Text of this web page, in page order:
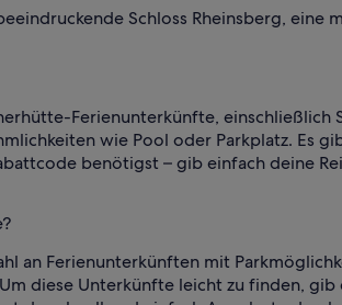
Schloss Rheinsberg,
Ferienunterkünfte, einschließlich
wie Pool oder Parkplatz. Es
benötigst – gib einfach deine
an Ferienunterkünften mit
diese Unterkünfte leicht zu finden,